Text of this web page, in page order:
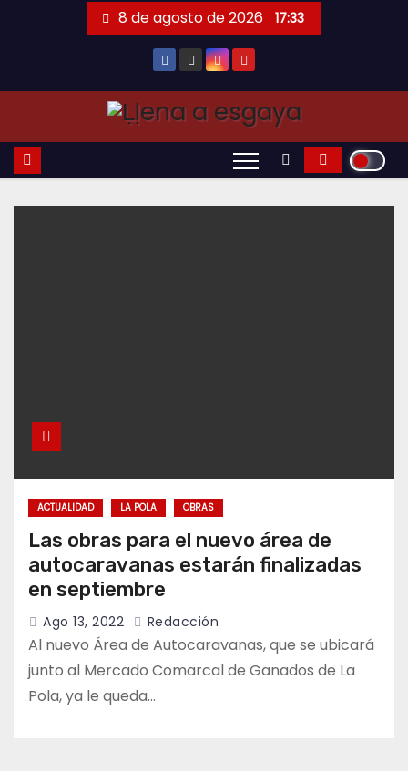
8 de agosto de 2026 17:33
ACTUALIDAD LA POLA OBRAS
Las obras para el nuevo área de
autocaravanas estarán finalizadas
en septiembre
Ago 13, 2022 Redacción
Al nuevo Área de Autocaravanas, que se ubicará
junto al Mercado Comarcal de Ganados de La
Pola, ya le queda…